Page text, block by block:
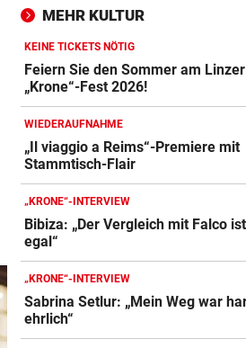
„Der nächste Schritt“:
Olympiasieger „geht fremd“
FREIHEIT IN KASACHSTAN vor
Geschenk Putins: Tigerdame
sprintet in Freiheit
25-jähriger Mann in Park
und ausgeraubt
MUSKEL-COMEBACK
Russell Crowe: 25 Kilo
Übergewicht wegtrainiert!
MEHR KULTUR
KEINE TICKETS NÖTIG
Feiern Sie den Sommer am Linzer
„Krone“-Fest 2026!
WIEDERAUFNAHME
„Il viaggio a Reims“-Premiere mit
Stammtisch-Flair
„KRONE“-INTERVIEW
Bibiza: „Der Vergleich mit Falco
egal“
„KRONE“-INTERVIEW
Sabrina Setlur: „Mein Weg war
ehrlich“